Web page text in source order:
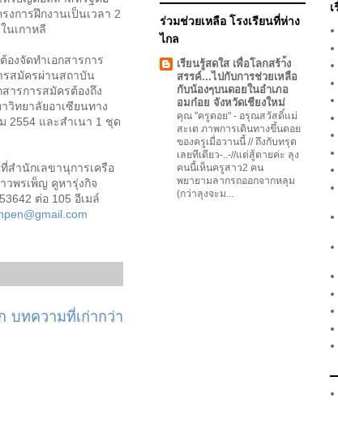
งการฝึกงานเป็นเวลา 2
นเกาหลี
จัดทำเอกสารการ
รสมัครผ่านสถาบัน
ารการสมัครต้องถึง
วิทยาลัยอาเซียนทาง
2554 และสำเนา 1 ชุด
สำนักเลขานุการเครือ
วพรเพ็ญ คูหารุ่งกิจ
ต่อ 105 อีเมล์
บทความที่เก่ากว่า
ร่วมช่วยเหลือ โรงเรียนที่ห่าง
ไกล
เรียนรู้สดใส เพื่อโลกสร้า้ง
สรรค์...ไปกับการช่วยเหลือ
กับน้องๆบนดอยในอำเภอ
อมก๋อย จังหวัดเชียงใหม่
คุณ "ครูดอย" - อรุณสวัสดิ์แม่
สะเต ภาพการเดินทางขึ้นดอย
ของครูเมื่อวานนี้ // ถึงกับทรุด
เลยทีเดียว-..-//แต่สู้ตายค่ะ ลุง
คนนี้เห็นครูสาว2 คน
พยายามลากรถออกจากหลุม
(กว่าลุงจะม...